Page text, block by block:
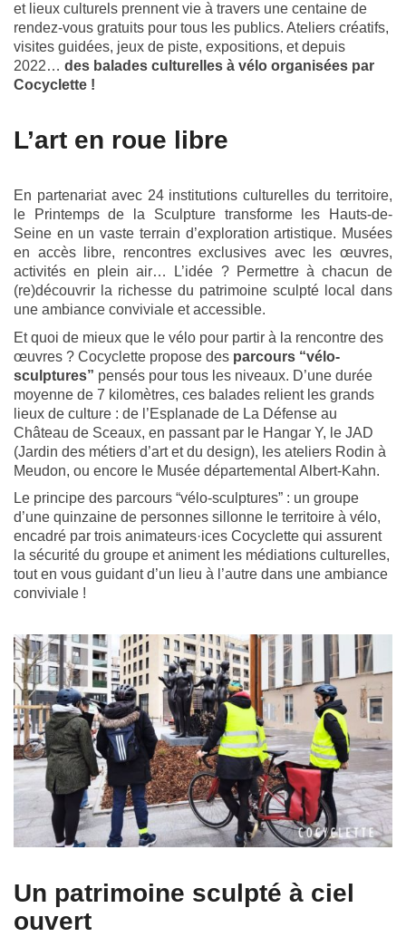
et lieux culturels prennent vie à travers une centaine de
rendez-vous gratuits pour tous les publics. Ateliers créatifs,
visites guidées, jeux de piste, expositions, et depuis
2022… des balades culturelles à vélo organisées par
Cocyclette !
L’art en roue libre
En partenariat avec 24 institutions culturelles du territoire,
le Printemps de la Sculpture transforme les Hauts-de-
Seine en un vaste terrain d’exploration artistique. Musées
en accès libre, rencontres exclusives avec les œuvres,
activités en plein air… L’idée ? Permettre à chacun de
(re)découvrir la richesse du patrimoine sculpté local dans
une ambiance conviviale et accessible.
Et quoi de mieux que le vélo pour partir à la rencontre des
œuvres ? Cocyclette propose des parcours “vélo-
sculptures” pensés pour tous les niveaux. D’une durée
moyenne de 7 kilomètres, ces balades relient les grands
lieux de culture : de l’Esplanade de La Défense au
Château de Sceaux, en passant par le Hangar Y, le JAD
(Jardin des métiers d’art et du design), les ateliers Rodin à
Meudon, ou encore le Musée départemental Albert-Kahn.
Le principe des parcours “vélo-sculptures” : un groupe
d’une quinzaine de personnes sillonne le territoire à vélo,
encadré par trois animateurs·ices Cocyclette qui assurent
la sécurité du groupe et animent les médiations culturelles,
tout en vous guidant d’un lieu à l’autre dans une ambiance
conviviale !
Un patrimoine sculpté à ciel
ouvert